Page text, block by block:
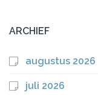
ARCHIEF
augustus 2026
juli 2026